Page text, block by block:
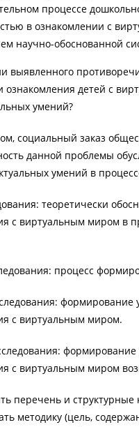
процессе
в ознакомлении с
научно-обоснованной
выявленного
ознакомления детей с
умений?
социальный заказ
данной проблемы
умений в
теоретически
с виртуальным миром в
процесс
формирование
с виртуальным миром.
формирование
с виртуальным миром
перечень и
методику (цель,